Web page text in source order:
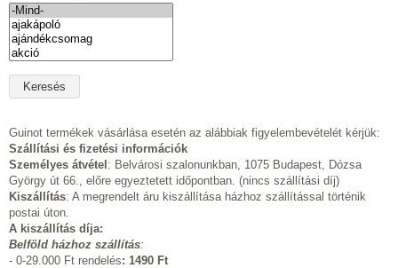
Guinot termékek vásárlása esetén az alábbiak figyelembevételét kérjük:
Szállítási és fizetési információk
Személyes átvétel : Belvárosi szalonunkban, 1075 Budapest, Dózsa
György út 66., előre egyeztetett időpontban. (nincs szállítási díj)
Kiszállítás: A megrendelt áru kiszállítása házhoz szállítással történik
postai úton.
A kiszállítás díja:
Belföld házhoz szállítás:
- 0-29.000 Ft rendelés: 1490 Ft